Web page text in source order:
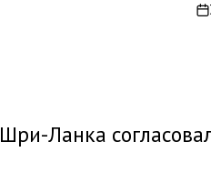
on
Шри-Ланка